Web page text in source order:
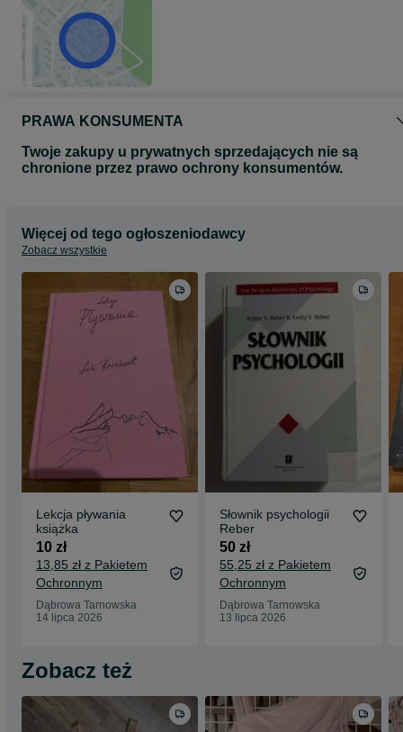
PRAWA KONSUMENTA
Twoje zakupy u prywatnych sprzedających nie są
chronione przez prawo ochrony konsumentów.
Więcej od tego ogłoszeniodawcy
Zobacz wszystkie
Lekcja pływania
książka
10 zł
13,85 zł z Pakietem
Ochronnym
Dąbrowa Tarnowska
14 lipca 2026
Słownik psychologii
Reber
50 zł
55,25 zł z Pakietem
Ochronnym
Dąbrowa Tarnowska
13 lipca 2026
Zobacz też